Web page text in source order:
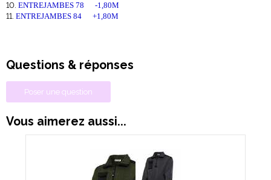
ENTREJAMBES 78 -1,80M
ENTREJAMBES 84 +1,80M
Questions & réponses
Poser une question
Vous aimerez aussi...